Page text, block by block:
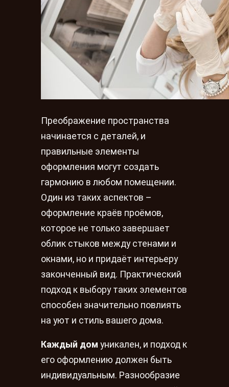
Преображение пространства
начинается с деталей, и
правильные элементы
оформления могут создать
гармонию в любом помещении.
Один из таких аспектов –
оформление краёв проёмов,
которое не только завершает
облик стыков между стенами и
окнами, но и придаёт интерьеру
законченный вид. Практический
подход к выбору таких элементов
способен значительно повлиять
на уют и стиль вашего дома.
Каждый дом уникален, и подход к
его оформлению должен быть
индивидуальным. Разнообразие